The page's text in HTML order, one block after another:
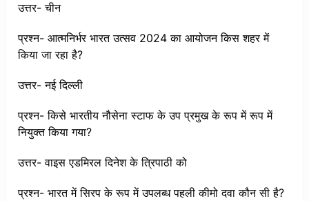
उत्तर- चीन
प्रश्न- आत्मनिर्भर भारत उत्सव 2024 का आयोजन किस शहर में
किया जा रहा है?
उत्तर- नई दिल्ली
प्रश्न- किसे भारतीय नौसेना स्टाफ के उप प्रमुख के रूप में रूप में
नियुक्त किया गया?
उत्तर- वाइस एडमिरल दिनेश के त्रिपाठी को
प्रश्न- भारत में सिरप के रूप में उपलब्ध पहली कीमो दवा कौन सी है?